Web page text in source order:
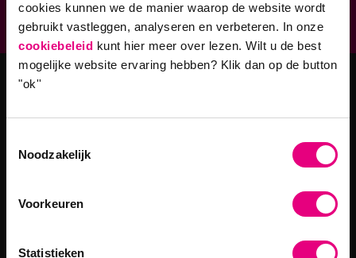
cookies kunnen we de manier waarop de website wordt
gebruikt vastleggen, analyseren en verbeteren. In onze
cookiebeleid kunt hier meer over lezen. Wilt u de best
mogelijke website ervaring hebben? Klik dan op de button
"ok''
Noodzakelijk
Voorkeuren
Statistieken
9,0 op klantenvertellen.nl
MBA Innovatie & Leiderschap
Programma's